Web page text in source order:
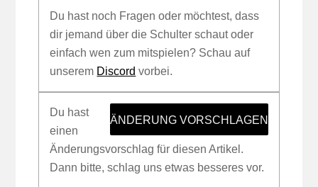
Du hast noch Fragen oder möchtest, dass
dir jemand über die Schulter schaut oder
einfach wen zum mitspielen? Schau auf
unserem Discord vorbei.
ÄNDERUNG VORSCHLAGEN
Du hast
einen
Änderungsvorschlag für diesen Artikel.
Dann bitte, schlag uns etwas besseres vor.